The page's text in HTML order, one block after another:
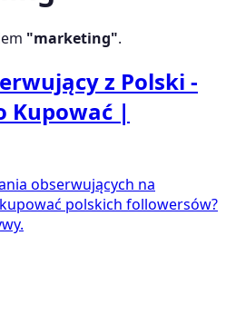
"marketing".
z Polski -
Kupować |
obserwujących na
polskich followersów?